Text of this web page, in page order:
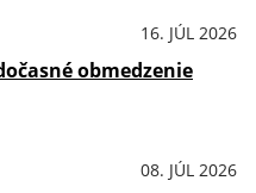
16. JÚL 2026
obmedzenie
08. JÚL 2026